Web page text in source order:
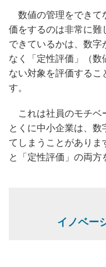
数値の管理をできて
価をするのは非常に難
できているかは、数
なく「定性評価」（
ない対象を評価するこ
す。
これは社員のモチベ
とくに中小企業は、数
てしまうことがありま
と「定性評価」の両方
イノベー